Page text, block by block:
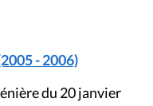
- 2006)
du 20 janvier